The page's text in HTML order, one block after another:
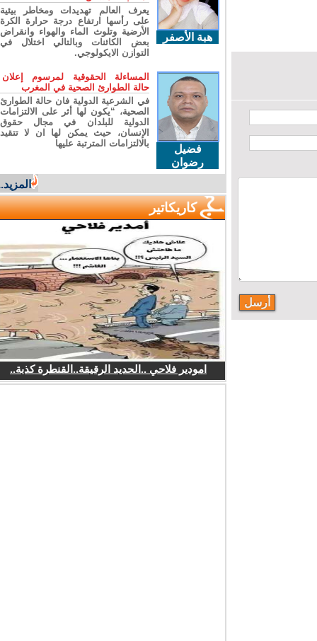
هبة الأصفر
يعرف العالم تهديدات ومخاطر بيئية
على رأسها ارتفاع درجة حرارة الكرة
الأرضية وتلوث الماء والهواء وانقراض
بعض الكائنات وبالتالي اختلال في
التوازن الايكولوجي.
فضيل
رضوان
المساءلة الحقوقية لمرسوم إعلان
حالة الطوارئ الصحية في المغرب
في الشرعية الدولية فان حالة الطوارئ
الصحية، “يكون لها أثر على الالتزامات
الدولية للبلدان في مجال حقوق
الإنسان، حيث يمكن لها ان لا تتقيد
بالالتزامات المترتبة عليها
المزيد...
كاريكاتير
امودير فلاحي ..الحديد الرقيقة..القنطرة كذبة..